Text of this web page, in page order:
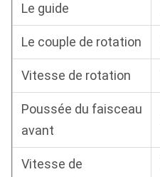
Le guide
Le couple de rotation
Vitesse de rotation
Poussée du faisceau
avant
Vitesse de